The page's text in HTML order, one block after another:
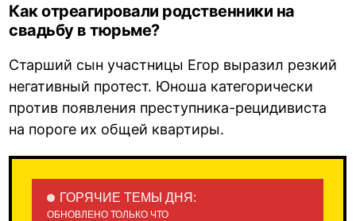
Как отреагировали родственники на
свадьбу в тюрьме?
Старший сын участницы Егор выразил резкий
негативный протест. Юноша категорически
против появления преступника-рецидивиста
на пороге их общей квартиры.
ГОРЯЧИЕ ТЕМЫ ДНЯ:
ОБНОВЛЕНО ТОЛЬКО ЧТО